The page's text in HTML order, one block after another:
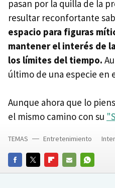
pasan por la quilla de la
resultar reconfortante
espacio para figuras
mantener el interés de
los límites del tiempo.
último de una especie en
Aunque ahora que lo
el mismo camino con su
FACEBOOKTWITTERFLIPBOARD
E-
WHATSAPP
TEMAS Entretenimiento